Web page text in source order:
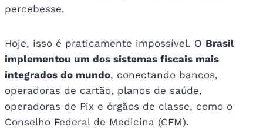
percebesse.
Hoje, isso é praticamente impossível. O Brasil
implementou um dos sistemas fiscais mais
integrados do mundo, conectando bancos,
operadoras de cartão, planos de saúde,
operadoras de Pix e órgãos de classe, como o
Conselho Federal de Medicina (CFM).